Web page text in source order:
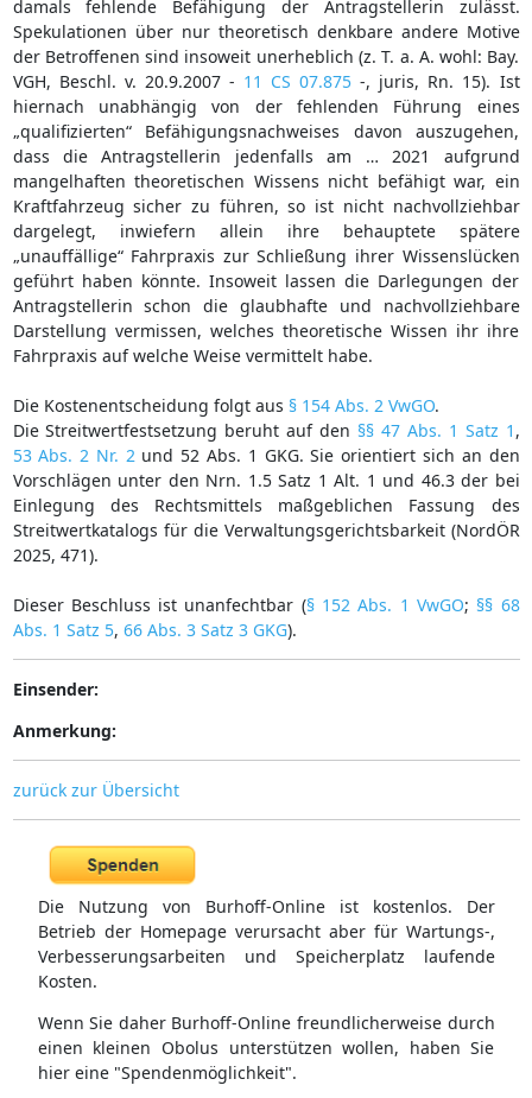
damals fehlende Befähigung der Antragstellerin zulässt.
Spekulationen über nur theoretisch denkbare andere Motive
der Betroffenen sind insoweit unerheblich (z. T. a. A. wohl: Bay.
VGH, Beschl. v. 20.9.2007 - 11 CS 07.875 -, juris, Rn. 15). Ist
hiernach unabhängig von der fehlenden Führung eines
„qualifizierten“ Befähigungsnachweises davon auszugehen,
dass die Antragstellerin jedenfalls am … 2021 aufgrund
mangelhaften theoretischen Wissens nicht befähigt war, ein
Kraftfahrzeug sicher zu führen, so ist nicht nachvollziehbar
dargelegt, inwiefern allein ihre behauptete spätere
„unauffällige“ Fahrpraxis zur Schließung ihrer Wissenslücken
geführt haben könnte. Insoweit lassen die Darlegungen der
Antragstellerin schon die glaubhafte und nachvollziehbare
Darstellung vermissen, welches theoretische Wissen ihr ihre
Fahrpraxis auf welche Weise vermittelt habe.
Die Kostenentscheidung folgt aus § 154 Abs. 2 VwGO.
Die Streitwertfestsetzung beruht auf den §§ 47 Abs. 1 Satz 1 ,
53 Abs. 2 Nr. 2 und 52 Abs. 1 GKG. Sie orientiert sich an den
Vorschlägen unter den Nrn. 1.5 Satz 1 Alt. 1 und 46.3 der bei
Einlegung des Rechtsmittels maßgeblichen Fassung des
Streitwertkatalogs für die Verwaltungsgerichtsbarkeit (NordÖR
2025, 471).
Dieser Beschluss ist unanfechtbar (§ 152 Abs. 1 VwGO; §§ 68
Abs. 1 Satz 5, 66 Abs. 3 Satz 3 GKG).
Einsender:
Anmerkung:
zurück zur Übersicht
Die Nutzung von Burhoff-Online ist kostenlos. Der
Betrieb der Homepage verursacht aber für Wartungs-,
Verbesserungsarbeiten und Speicherplatz laufende
Kosten.
Wenn Sie daher Burhoff-Online freundlicherweise durch
einen kleinen Obolus unterstützen wollen, haben Sie
hier eine "Spendenmöglichkeit".